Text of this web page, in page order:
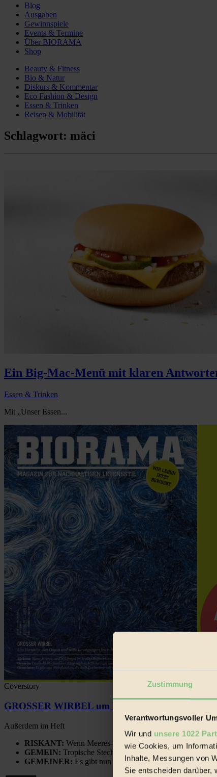
Zustimmung
Verantwortungsvoller
Wir und unsere 1022
wie Cookies, um
Inhalte, Messungen von
Sie entscheiden darüber,
Blog
Ausgaben
Gewinnspiele
Events & Termine
Über BIORAMA
Shop
Beauty & Fitness
Bio & Natur
Diskurs & Kommentar
Eco Fashion & Design
Essen & Trinken
Reisen & Mobilität
Schlagwort: mäci
Ein Big-Mac-Menü mit klaren
Essen & Trinken
Mit „Unser Essen...
Coverstory
GROSSER WIRBEL um Versuche, den Ozean und
Außerdem im Heft
RISKANT: Wenn Meeres- und Wildvögel im
GEMEIN: Tropische Stechmücken fühlen sich in
GEMEINER: Es gibt nun Weinflaschen, die nach